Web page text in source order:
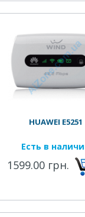
HUAWEI E5251
Есть в
1599.00 грн.